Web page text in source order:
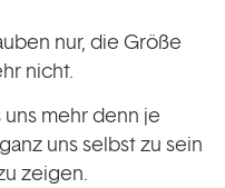
nur, die Größe
nicht.
mehr denn je
uns selbst zu sein
zeigen.